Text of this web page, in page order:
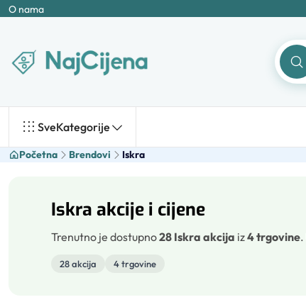
O nama
SveKategorije
Početna Brendovi Iskra
Iskra akcije i cijene
Trenutno je dostupno28 Iskra akcija iz4 trgovine.
28 akcija 4 trgovine